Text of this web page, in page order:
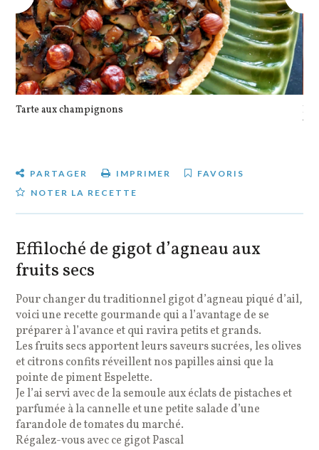
Tarte aux champignons
PARTAGER IMPRIMER
FAVORIS
NOTER LA RECETTE
Effiloché de gigot d’agneau aux
fruits secs
Pour changer du traditionnel gigot d’agneau piqué d’ail,
voici une recette gourmande qui a l’avantage de se
préparer à l’avance et qui ravira petits et grands.
Les fruits secs apportent leurs saveurs sucrées, les olives
et citrons confits réveillent nos papilles ainsi que la
pointe de piment Espelette.
Je l’ai servi avec de la semoule aux éclats de pistaches et
parfumée à la cannelle et une petite salade d’une
farandole de tomates du marché.
Régalez-vous avec ce gigot Pascal